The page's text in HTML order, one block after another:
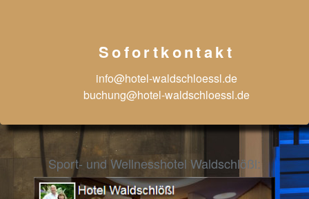
Sofortkontakt
info@hotel-waldschloessl.de
buchung@hotel-waldschloessl.de
Sport- und Wellnesshotel Waldschlößl: